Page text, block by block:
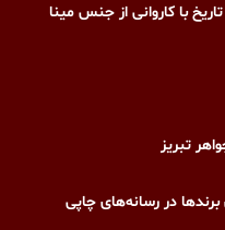
با کاروانی از جنس مینا
تبریز
در رسانه‌های چاپی